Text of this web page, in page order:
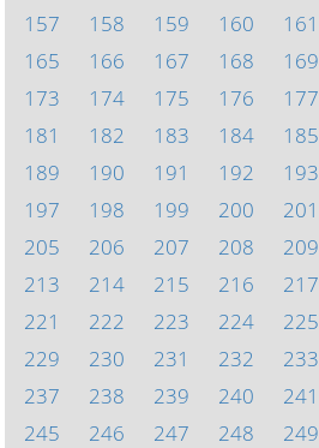
157
158 159 160 161
165
166 167 168 169
173
174 175 176 177
181
182 183 184 185
189
190 191 192 193
197
198 199 200 201
205
206 207 208 209
213
214 215 216 217
221
222 223 224 225
229
230 231 232 233
237
238 239 240 241
245
246 247 248 249